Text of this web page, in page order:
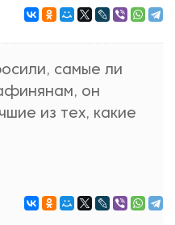
самые ли
он
из тех, какие